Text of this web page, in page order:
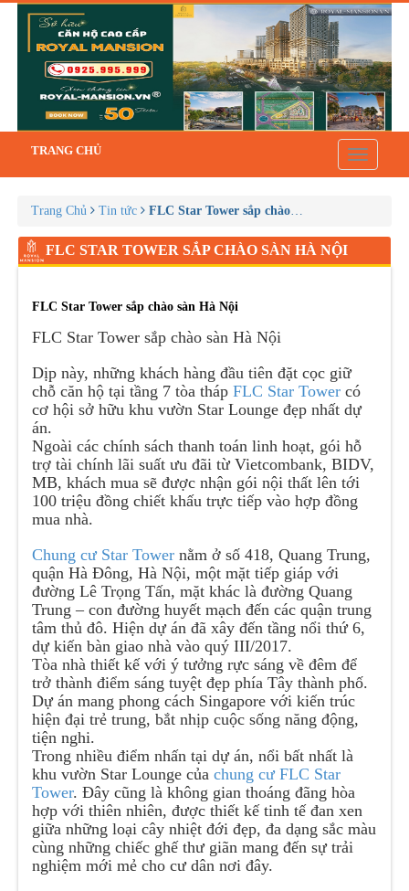
Toggle
TRANG CHỦ
Trang Chủ Tin tức FLC Star Tower sắp chào sàn Hà Nội
FLC STAR TOWER SẮP CHÀO SÀN HÀ NỘI
FLC Star Tower sắp chào sàn Hà Nội
FLC Star Tower sắp chào sàn Hà Nội
Dịp này, những khách hàng đầu tiên đặt cọc giữ
chỗ căn hộ tại tầng 7 tòa thápFLC Star Tower có
cơ hội sở hữu khu vườn Star Lounge đẹp nhất dự
án.
Ngoài các chính sách thanh toán linh hoạt, gói hỗ
trợ tài chính lãi suất ưu đãi từ Vietcombank, BIDV,
MB, khách mua sẽ được nhận gói nội thất lên tới
100 triệu đồng chiết khấu trực tiếp vào hợp đồng
mua nhà.
Chung cư Star Tower nằm ở số 418, Quang Trung,
quận Hà Đông, Hà Nội, một mặt tiếp giáp với
đường Lê Trọng Tấn, mặt khác là đường Quang
Trung – con đường huyết mạch đến các quận trung
tâm thủ đô. Hiện dự án đã xây đến tầng nổi thứ 6,
dự kiến bàn giao nhà vào quý III/2017.
Tòa nhà thiết kế với ý tưởng rực sáng về đêm để
trở thành điểm sáng tuyệt đẹp phía Tây thành phố.
Dự án mang phong cách Singapore với kiến trúc
hiện đại trẻ trung, bắt nhịp cuộc sống năng động,
tiện nghi.
Trong nhiều điểm nhấn tại dự án, nổi bất nhất là
khu vườn Star Lounge củachung cư FLC Star
Tower. Đây cũng là không gian thoáng đãng hòa
hợp với thiên nhiên, được thiết kế tinh tế đan xen
giữa những loại cây nhiệt đới đẹp, đa dạng sắc màu
cùng những chiếc ghế thư giãn mang đến sự trải
nghiệm mới mẻ cho cư dân nơi đây.